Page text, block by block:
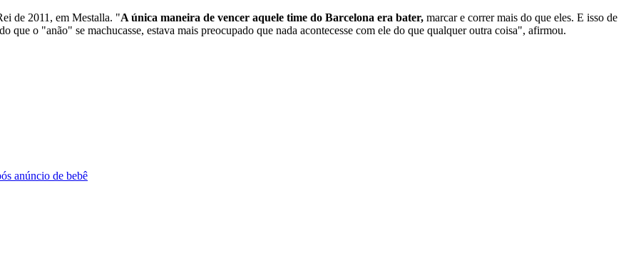
de 2011, em Mestalla. "A única maneira de vencer aquele time do Barcelona era bater, marcar e correr mais do que eles. E isso de
que o "anão" se machucasse, estava mais preocupado que nada acontecesse com ele do que qualquer outra coisa", afirmou.
anúncio de bebê